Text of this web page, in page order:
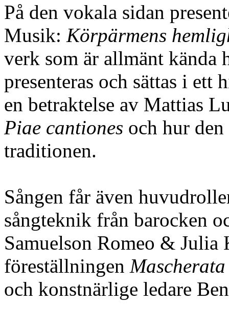
På den vokala sidan
Musik: Körpärmens
verk som är allmänt kända
presenteras och sättas i ett
en betraktelse av Mattias
Piae cantiones och hur
traditionen.
Sången får även
sångteknik från barocken
Samuelson Romeo & Julia
föreställningen Mascherata
och konstnärlige ledare